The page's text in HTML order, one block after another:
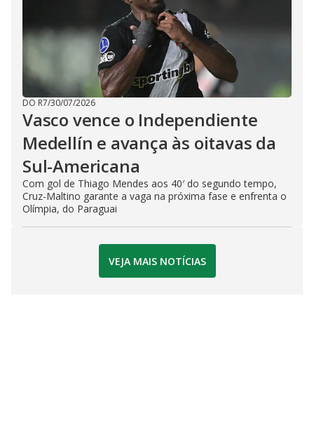
DO R7/30/07/2026
Vasco vence o Independiente
Medellín e avança às oitavas da
Sul-Americana
Com gol de Thiago Mendes aos 40′ do segundo tempo,
Cruz-Maltino garante a vaga na próxima fase e enfrenta o
Olímpia, do Paraguai
VEJA MAIS NOTÍCIAS